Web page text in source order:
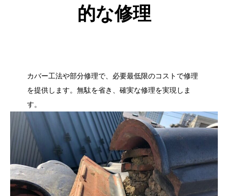
的な修理
カバー工法や部分修理で、必要最低限のコストで修理
を提供します。無駄を省き、確実な修理を実現しま
す。